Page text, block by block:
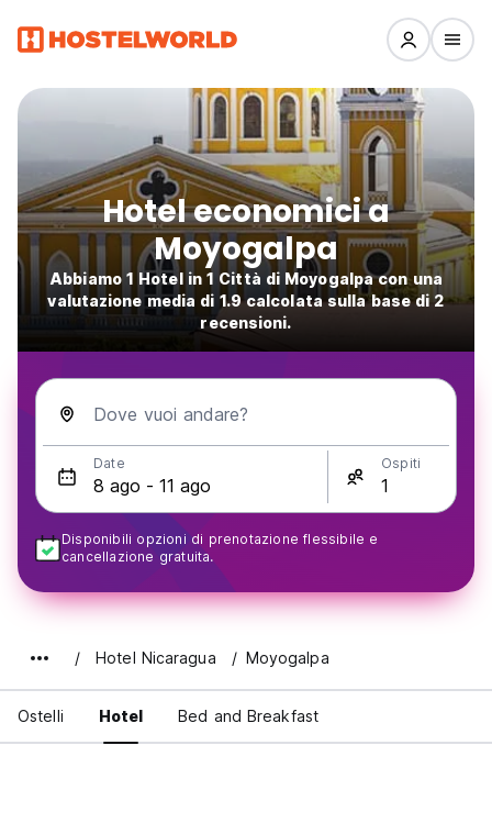
Hotel economici a
Moyogalpa
Abbiamo 1 Hotel in 1 Città di Moyogalpa con una
valutazione media di 1.9 calcolata sulla base di 2
recensioni.
Dove vuoi andare?
Date Ospiti
Disponibili opzioni di prenotazione flessibile e
cancellazione gratuita.
Hotel Nicaragua Moyogalpa
Ostelli Hotel Bed and Breakfast